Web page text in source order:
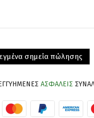
σημεία πώλησης
ΑΣΦΑΛΕΊΣ